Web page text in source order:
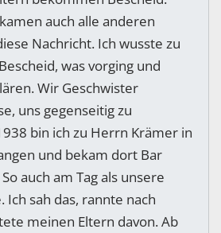
auch alle anderen
Nachricht. Ich wusste zu
was vorging und
Wir Geschwister
uns gegenseitig zu
bin ich zu Herrn Krämer in
und bekam dort Bar
auch am Tag als unsere
Ich sah das, rannte nach
meinen Eltern davon. Ab